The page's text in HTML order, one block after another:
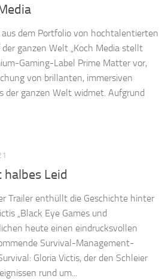
dem Portfolio von hochtalentierten
ganzen Welt „Koch Media stellt
Gaming-Label Prime Matter vor,
von brillanten, immersiven
der ganzen Welt widmet. Aufgrund
Leid
Trailer enthüllt die Geschichte hinter
„Black Eye Games und
heute einen eindrucksvollen
Survival-Management-
Gloria Victis, der den Schleier
rund um...